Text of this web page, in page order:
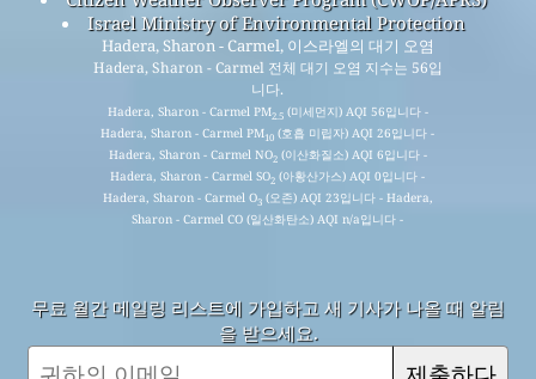
Israel Ministry of Environmental Protection
Hadera, Sharon - Carmel, 이스라엘의 대기 오염
Hadera, Sharon - Carmel 전체 대기 오염 지수는 56입
니다.
Hadera, Sharon - Carmel PM2.5(미세먼지) AQI 56입니다 -
Hadera, Sharon - Carmel PM10 (호흡 미립자) AQI 26입니다 -
Hadera, Sharon - Carmel NO2(이산화질소) AQI 6입니다 -
Hadera, Sharon - Carmel SO2 (아황산가스) AQI 0입니다 -
Hadera, Sharon - Carmel O3(오존) AQI 23입니다 - Hadera,
Sharon - Carmel CO (일산화탄소) AQI n/a입니다 -
무료 월간 메일링 리스트에 가입하고 새 기사가 나올 때 알림
을 받으세요.